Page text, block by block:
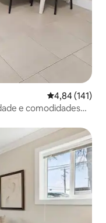
4,84 de uma
4,84 (141)
e comodidades